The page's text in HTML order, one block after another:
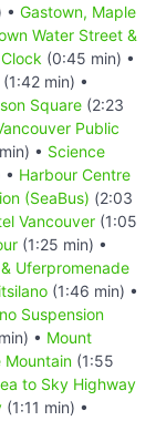
• Gastown, Maple
Water Street &
(0:45 min) •
(1:42 min) •
Square (2:23
Public
• Science
• Harbour Centre
(SeaBus) (2:03
Vancouver (1:05
(1:25 min) •
Uferpromenade
(1:46 min) •
Suspension
• Mount
Mountain (1:55
to Sky Highway
(1:11 min) •